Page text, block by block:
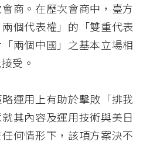
商。在歷次會商中，臺方
個代表權」的「雙重代表
兩個中國」之基本立場相
受。
運用上有助於擊敗「排我
其內容及運用技術與美日
何情形下，該項方案決不